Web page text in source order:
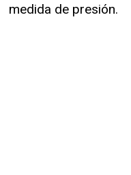
medida de presión.